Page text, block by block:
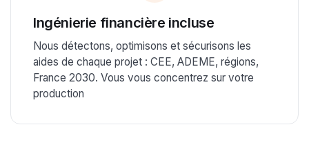
Ingénierie financière incluse
Nous détectons, optimisons et sécurisons les
aides de chaque projet : CEE, ADEME, régions,
France 2030. Vous vous concentrez sur votre
production